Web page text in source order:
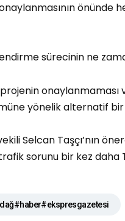
onaylanmasının
sürecinin ne
yönelik alternatif
Selcan Taşçı’nın
sorunu bir kez daha